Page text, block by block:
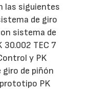
las siguientes
de giro
sistema de
30.002 TEC 7
y PK
giro de piñón
PK